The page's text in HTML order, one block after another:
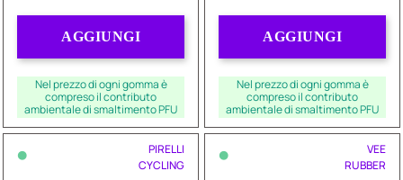
AGGIUNGI
Nel prezzo di ogni gomma è
compreso il contributo
ambientale di smaltimento PFU
AGGIUNGI
Nel prezzo di ogni gomma è
compreso il contributo
ambientale di smaltimento PFU
•
PIRELLI
CYCLING
•
VEE
RUBBER